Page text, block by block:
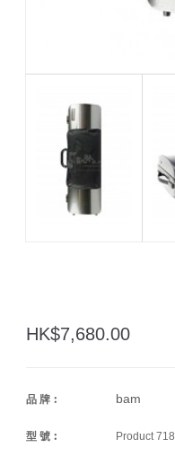
HK$7,680.00
品 牌︰ bam
型 號︰ Product 718